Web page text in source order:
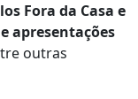
Fora da Casa e
apresentações
outras